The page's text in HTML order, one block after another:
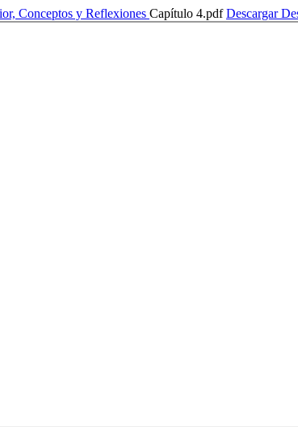
Conceptos y Reflexiones Capítulo 4.pdfDescargar